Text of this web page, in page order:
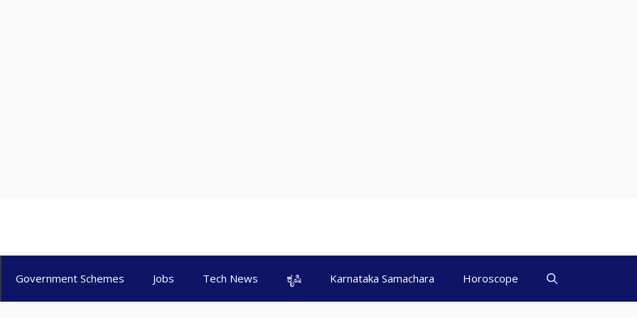
Government Schemes Jobs Tech News ಕೃಷಿ Karnataka Samachara Horoscope